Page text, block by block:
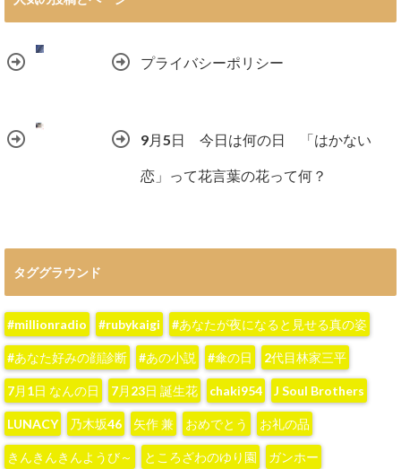
プライバシーポリシー
9月5日 今日は何の日 「はかない
恋」って花言葉の花って何？
タググラウンド
#millionradio #rubykaigi #あなたが夜になると見せる真の姿
#あなた好みの顔診断 #あの小説 #傘の日 2代目林家三平
7月1日 なんの日 7月23日 誕生花 chaki954 J Soul Brothers
LUNACY ‪乃木坂46‬ ‪矢作 兼‬ おめでとう お礼の品
きんきんきんようび～ ところざわのゆり園 ガンホー